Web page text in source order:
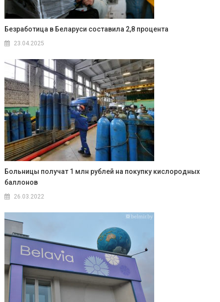
Безработица в Беларуси составила 2,8 процента
23.04.2025
Больницы получат 1 млн рублей на покупку кислородных
баллонов
26.03.2022